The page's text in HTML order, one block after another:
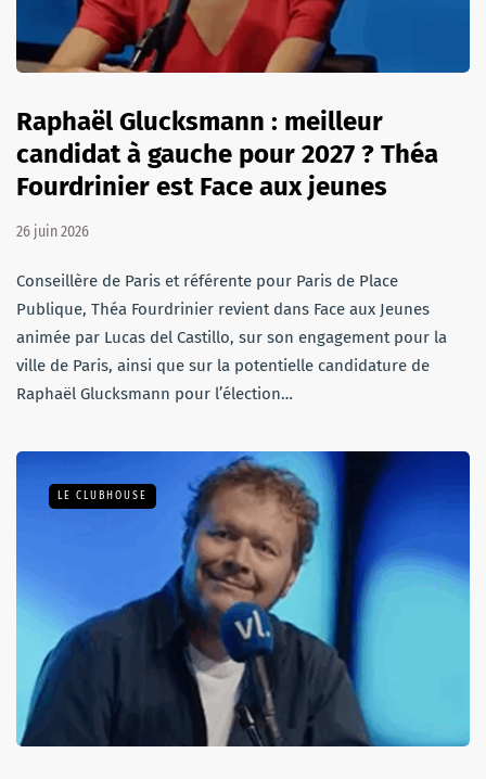
Raphaël Glucksmann : meilleur
candidat à gauche pour 2027 ? Théa
Fourdrinier est Face aux jeunes
26 juin 2026
Conseillère de Paris et référente pour Paris de Place
Publique, Théa Fourdrinier revient dans Face aux Jeunes
animée par Lucas del Castillo, sur son engagement pour la
ville de Paris, ainsi que sur la potentielle candidature de
Raphaël Glucksmann pour l’élection…
LE CLUBHOUSE